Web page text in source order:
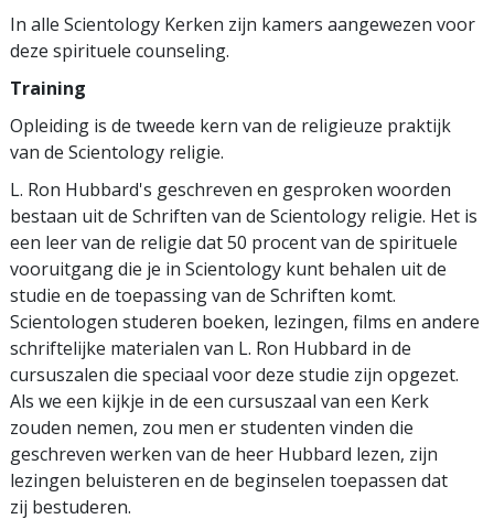
In alle Scientology Kerken zijn kamers aangewezen voor
deze spirituele counseling.
Training
Opleiding is de tweede kern van de religieuze praktijk
van de Scientology religie.
L. Ron Hubbard's geschreven en gesproken woorden
bestaan uit de Schriften van de Scientology religie. Het is
een leer van de religie dat 50 procent van de spirituele
vooruitgang die je in Scientology kunt behalen uit de
studie en de toepassing van de Schriften komt.
Scientologen studeren boeken, lezingen, films en andere
schriftelijke materialen van L. Ron Hubbard in de
cursuszalen die speciaal voor deze studie zijn opgezet.
Als we een kijkje in de een cursuszaal van een Kerk
zouden nemen, zou men er studenten vinden die
geschreven werken van de heer Hubbard lezen, zijn
lezingen beluisteren en de beginselen toepassen dat
zij bestuderen.